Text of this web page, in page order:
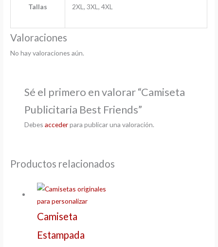
Tallas
2XL, 3XL, 4XL
Valoraciones
No hay valoraciones aún.
Sé el primero en valorar “Camiseta
Publicitaria Best Friends”
Debesaccederpara publicar una valoración.
Productos relacionados
Camiseta
Estampada